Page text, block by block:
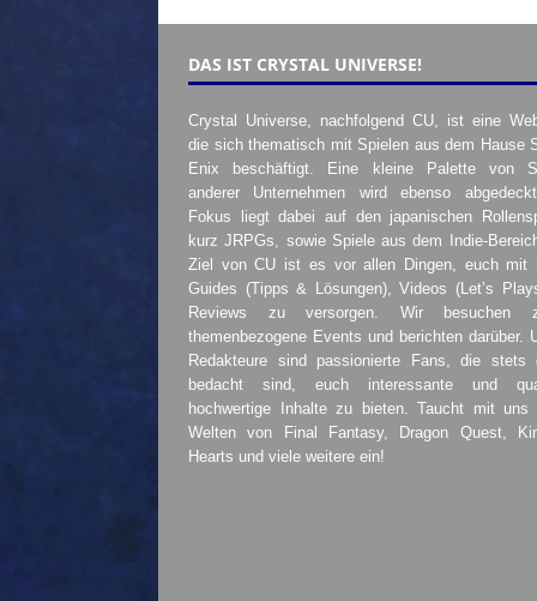
DAS IST CRYSTAL UNIVERSE!
Crystal Universe, nachfolgend CU, ist eine
die sich thematisch mit Spielen aus dem Hause
Enix beschäftigt. Eine kleine Palette von
anderer Unternehmen wird ebenso
Fokus liegt dabei auf den japanischen
kurz JRPGs, sowie Spiele aus dem Indie-
Ziel von CU ist es vor allen Dingen, euch mit
Guides (Tipps & Lösungen), Videos (Let’s
Reviews zu versorgen. Wir besuchen
themenbezogene Events und berichten darüber.
Redakteure sind passionierte Fans, die stets
bedacht sind, euch interessante und
hochwertige Inhalte zu bieten. Taucht mit
Welten von Final Fantasy, Dragon Quest,
Hearts und viele weitere ein!